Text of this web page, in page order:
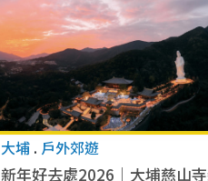
大埔 . 戶外郊遊
新年好去處2026｜大埔慈山